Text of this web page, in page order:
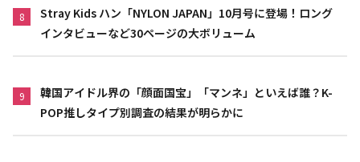
8
Stray Kids ハン「NYLON JAPAN」10月号に登場！ロング
インタビューなど30ページの大ボリューム
9
韓国アイドル界の「顔面国宝」「マンネ」といえば誰？K-
POP推しタイプ別調査の結果が明らかに